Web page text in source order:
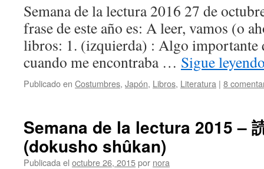
Semana de la lectura 2016 27 de
frase de este año es: A leer, vamos (o
libros: 1. (izquierda) : Algo importante
cuando me encontraba … Sigue
Publicado en Costumbres, Japón, Libros, Literatura | 8
Semana de la lectura 2015 –
(dokusho shûkan)
Publicada el octubre 26, 2015por nora